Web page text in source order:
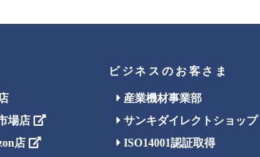
場店
店
ビジネスのお客さま
産業機材事業部
サンキダイレクトショップ
ISO14001認証取得